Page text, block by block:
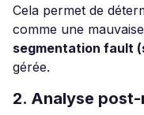
Cela permet de
comme une
segmentation fault
gérée.
2. Analyse